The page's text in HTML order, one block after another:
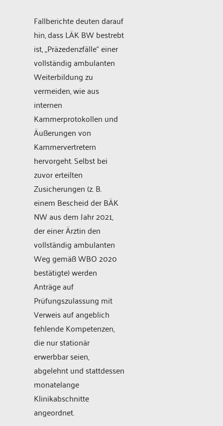
Fallberichte deuten darauf
hin, dass LÄK BW bestrebt
ist, „Präzedenzfälle“ einer
vollständig ambulanten
Weiterbildung zu
vermeiden, wie aus
internen
Kammerprotokollen und
Äußerungen von
Kammervertretern
hervorgeht. Selbst bei
zuvor erteilten
Zusicherungen (z. B.
einem Bescheid der BÄK
NW aus dem Jahr 2021,
der einer Ärztin den
vollständig ambulanten
Weg gemäß WBO 2020
bestätigte) werden
Anträge auf
Prüfungszulassung mit
Verweis auf angeblich
fehlende Kompetenzen,
die nur stationär
erwerbbar seien,
abgelehnt und stattdessen
monatelange
Klinikabschnitte
angeordnet.